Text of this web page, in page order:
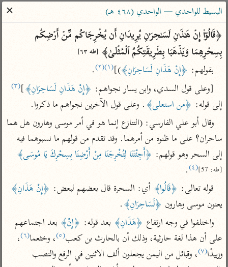
ساهم معنا في نشر القرآن والعلم الشرعي
الباحث القرآني
بحث تفسير
Type 2 or more characters for results.
Type 1 or more
characters for results.
أمّهات
تفسير الطبري
تفسير ابن كثير
تفسير القرطبي
تفسير البغوي
جمع الأقوال
تفسير ابن الجوزي
عامّة
فتح البيان للقنوجي
فتح القدير للشوكاني
موسوعات
تفسير الآلوسي
تفسير الرازي
معاصرة
الميسر
المختصر في
تفسير السعدي
القرآن – تدبر وعمل
تفسير ابن عثيمين
البسيط للواحدي — الواحدي (٤٦٨ هـ)
✕
بِسِحۡرِهِمَا وَیَذۡهَبَا بِطَرِیقَتِكُمُ ٱلۡمُثۡلَىٰ﴾ [طه ٦٣]
بقولهم: ﴿إِنْ هَذَانِ لَسَاحِرَانِ﴾)](١) (٢) .
[وعلى قول السدي، وابن يسار نجواهم: ﴿إِنْ هَذَانِ لَسَاحِرَانِ﴾](٣)
إلى قوله: ﴿من استعلى﴾. وعلى قول الآخرين نجواهم ما ذكروا.
إلى السحر وهو قولهم: ﴿أَجِئْتَنَا لِتُخْرِجَنَا مِنْ أَرْضِنَا بِسِحْرِكَ يَا مُوسَى﴾
[طه: 57] (٤) .
قوله تعالى: ﴿قَالُوا﴾ أي: السحرة قال بعضهم لبعض: ﴿إِنْ هَذَانِ﴾
يعنون موسى وهارون ﴿لَسَاحِرَانِ﴾.
واختلفوا في وجه ارتفاع ﴿هَذَانِ﴾ بعد قوله: ﴿إِنْ﴾
على أن هذا لغة حارثية، وذلك أن بالحارث بن كعب(٥) ، وخثعما(٦)
وزبيدًا(٧)